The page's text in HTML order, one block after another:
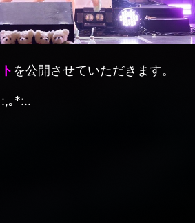
を公開させていただきます。
｡*:..